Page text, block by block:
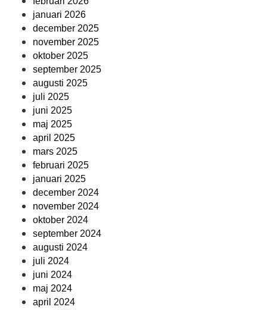
januari 2026
december 2025
november 2025
oktober 2025
september 2025
augusti 2025
juli 2025
juni 2025
maj 2025
april 2025
mars 2025
februari 2025
januari 2025
december 2024
november 2024
oktober 2024
september 2024
augusti 2024
juli 2024
juni 2024
maj 2024
april 2024